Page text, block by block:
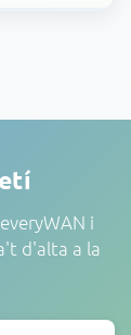
i
d'alta a la